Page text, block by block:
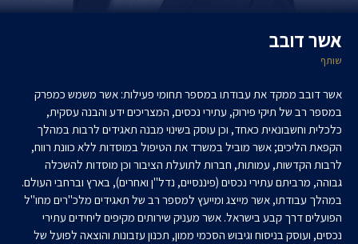
אשר דובב
שותף
אשר דובב ממקד את עבודתו במספר תחומי פעילות: אשר משמש כמפרק
במספר רב של תיקי פירוק, עתירי נכסים, המצריכים ידע והבנה עסקית,
כלכלית וחשבונאית כאחד, וכן עוסק בשינוי מבנה תאגידים לרבות במהלך
הקפאת הליכים; אשר מוביל במשרד את הטיפול במוסדות ללא כוונת רווח,
לרבות הקדשות, עמותות, חברות לתועלת הציבור וכן מוסדות להשכלה
גבוהה, מרביתם עתירי נכסים (פיננסיים, נדל"ן ואחרים), בארץ וברחבי העולם.
במהלך עבודתו, אשר מייצג ומייעץ למספר רב של תאגידים מלכ"רים מחו"ל
הפועלים דרך קבע בישראל. אשר מעניק שירותים מקיפים ליחידים עתירי
נכסים, ועוסק בניסוח וגיבוש הסכמי ממון, תכנון עזבונות והוצאה לפועל של